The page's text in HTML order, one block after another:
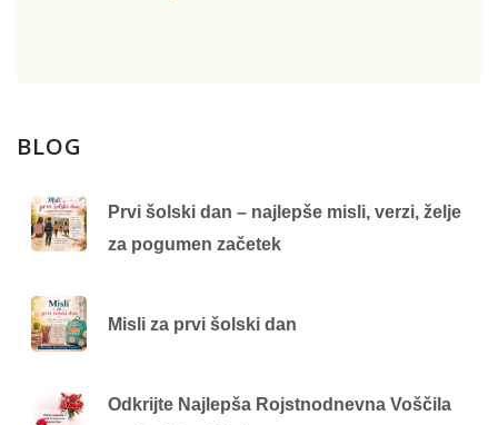
BLOG
Prvi šolski dan – najlepše misli, verzi, želje
za pogumen začetek
Misli za prvi šolski dan
Odkrijte Najlepša Rojstnodnevna Voščila